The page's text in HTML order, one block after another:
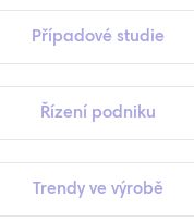
Případové studie
Řízení podniku
Trendy ve výrobě